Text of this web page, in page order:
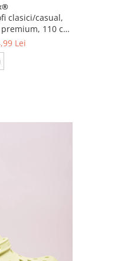
clasici/casual,
110 cm
Lei